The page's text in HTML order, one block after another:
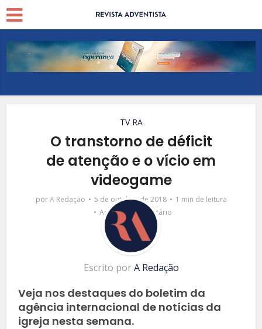
TV RA
O transtorno de déficit
de atenção e o vício em
videogame
por A Redação 5 de outubro de 2018
1 min de leitura
Adicionar comentário
Escrito porA Redação
Veja nos destaques do boletim da
agência internacional de notícias da
igreja nesta semana.